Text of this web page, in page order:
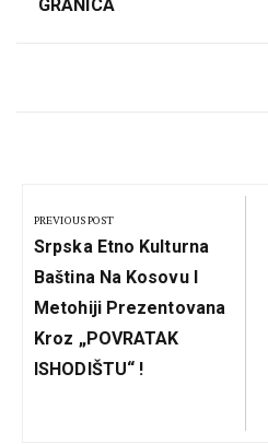
GRANICA
чланка
PREVIOUS POST
Previous
Post:
Srpska Etno Kulturna
Baština Na Kosovu I
Metohiji Prezentovana
Kroz „POVRATAK
ISHODIŠTU“ !